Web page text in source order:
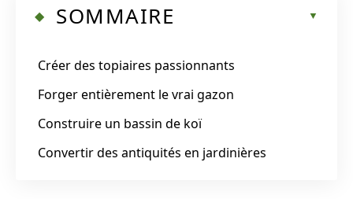
SOMMAIRE
Créer des topiaires passionnants
Forger entièrement le vrai gazon
Construire un bassin de koï
Convertir des antiquités en jardinières